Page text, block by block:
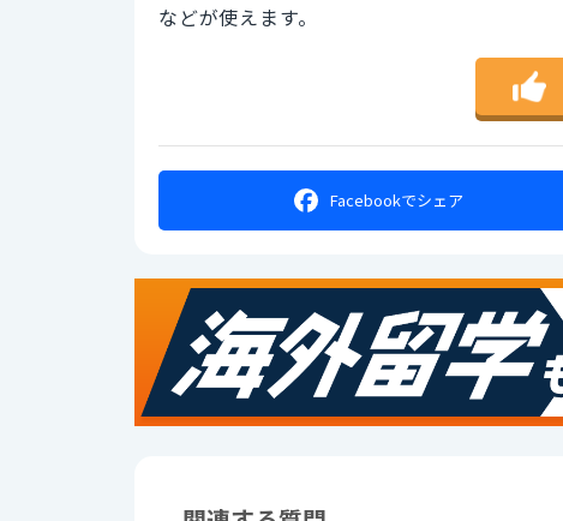
などが使えます。
Facebookでシェア